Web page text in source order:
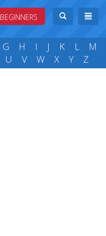
BEGINNERS
G H I J K L
M
U V W X Y Z